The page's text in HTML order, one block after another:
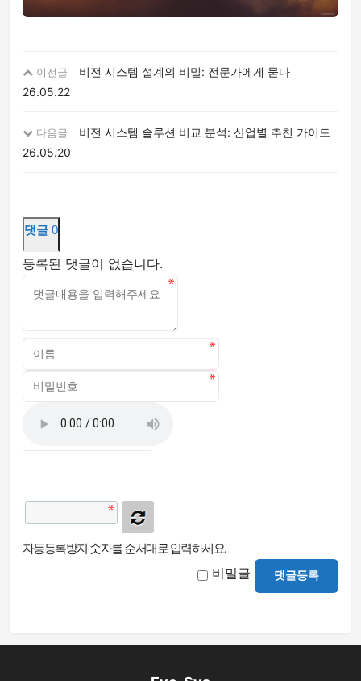
이전글
비전 시스템 설계의 비밀: 전문가에게 묻다
26.05.22
다음글
비전 시스템 솔루션 비교 분석: 산업별 추천 가이드
26.05.20
댓글 0
등록된 댓글이 없습니다.
자동등록방지 숫자를 순서대로 입력하세요.
비밀글 댓글등록